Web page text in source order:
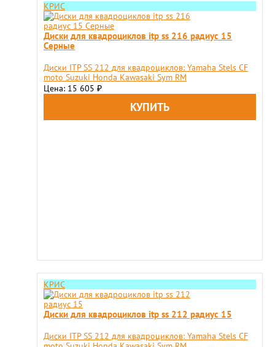
КРИС
Диски для квадроциклов itp ss 216 радиус 15
Cерные
Диски ITP SS 212 для квадроциклов: Yamaha Stels CF
moto Suzuki Honda Kawasaki Sym RM
Цена: 15 605 ₽
КРИС
Диски для квадроциклов itp ss 212 радиус 15
Диски ITP SS 212 для квадроциклов: Yamaha Stels CF